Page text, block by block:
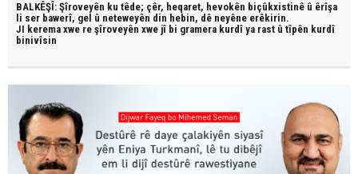
BALKÊŞÎ: Şîroveyên ku têde; çêr, heqaret, hevokên biçûkxistinê û êrîşa
li ser bawerî, gel û neteweyên din hebin, dê neyêne erêkirin.
JI kerema xwe re şîroveyên xwe jî bi gramera kurdî ya rast û tîpên kurdî
binivîsin